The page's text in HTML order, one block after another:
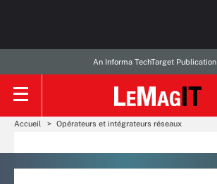
An Informa TechTarget Publication
Accueil Opérateurs et intégrateurs réseaux